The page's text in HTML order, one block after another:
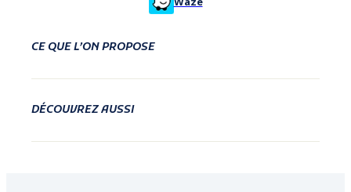
CE QUE L’ON PROPOSE
DÉCOUVREZ AUSSI